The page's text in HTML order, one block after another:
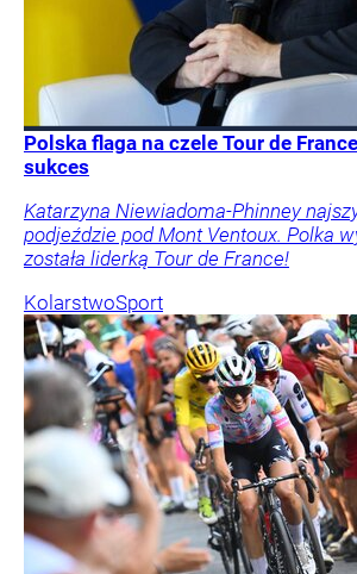
Polska flaga na czele Tour de
sukces
Katarzyna Niewiadoma-Phinney
podjeździe pod Mont Ventoux. Polka
została liderką Tour de France!
KolarstwoSport